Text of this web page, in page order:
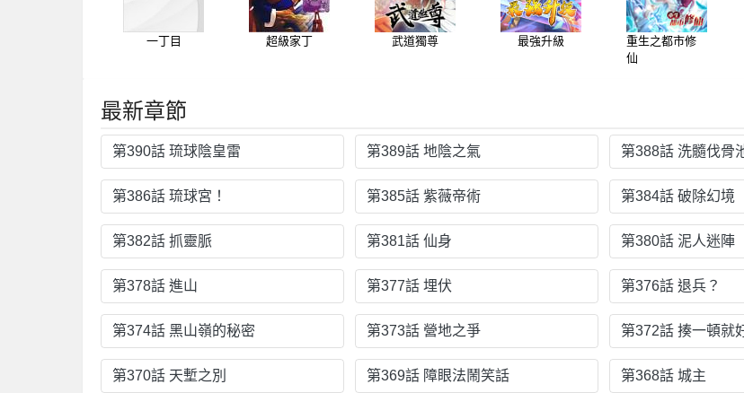
一丁目 超級家丁 武道獨尊 最強升級
重生之都市修
仙
最新章節
第390話 琉球陰皇雷 第389話 地陰之氣 第388話 洗髓伐骨
第386話 琉球宮！ 第385話 紫薇帝術 第384話 破除幻境
第382話 抓靈脈 第381話 仙身 第380話 泥人迷陣
第378話 進山 第377話 埋伏 第376話 退兵？
第374話 黑山嶺的秘密 第373話 營地之爭 第372話 揍一頓就
第370話 天塹之別 第369話 障眼法鬧笑話 第368話 城主